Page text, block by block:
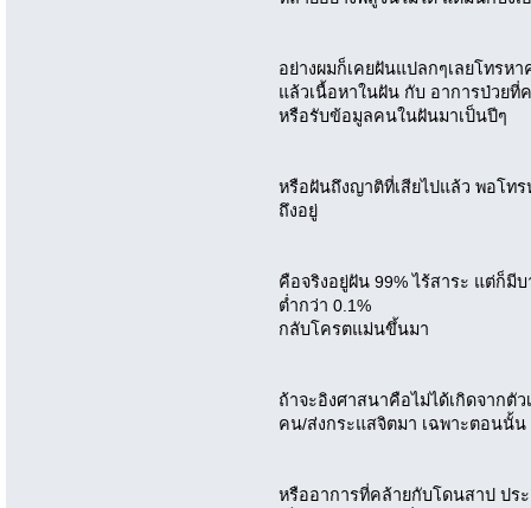
อย่างผมก็เคยฝันแปลกๆเลยโทรห
แล้วเนื้อหาในฝัน กับ อาการป่วย
หรือรับข้อมูลคนในฝันมาเป็นปีๆ
หรือฝันถึงญาติที่เสียไปแล้ว พอโท
ถึงอยู่
คือจริงอยู่ฝัน 99% ไร้สาระ แต่ก็มี
ต่ำกว่า 0.1%
กลับโครตแม่นขึ้นมา
ถ้าจะอิงศาสนาคือไม่ได้เกิดจากตั
คน/ส่งกระแสจิตมา เฉพาะตอนนั้น
หรืออาการที่คล้ายกับโดนสาป ปร